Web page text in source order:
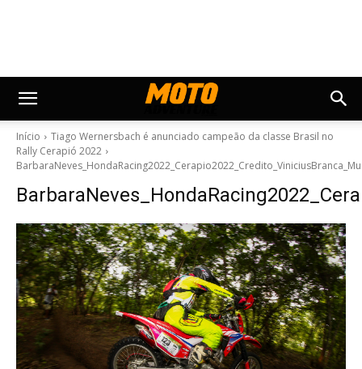
Início
Tiago Wernersbach é anunciado campeão da classe Brasil no
Rally Cerapió 2022